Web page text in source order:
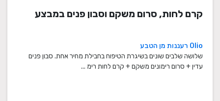
קרם לחות, סרום משקם וסבון פנים במבצע
Olio רעננות מן הטבע
שלושה שלבים שונים בשיגרת הטיפוח בחבילת מחיר אחת. סבון פנים
עדין + סרום רימונים משקם + קרם לחות רימ ...